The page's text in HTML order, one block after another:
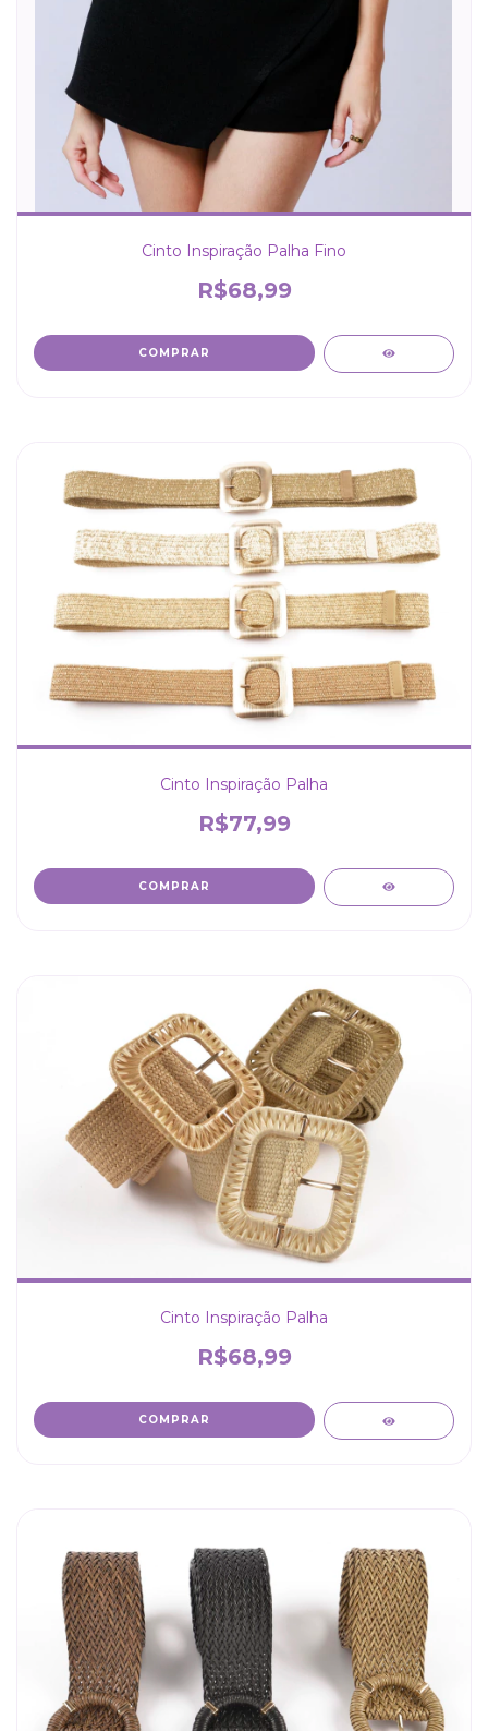
Cinto Inspiração Palha Fino
R$68,99
COMPRAR
Cinto Inspiração Palha
R$77,99
COMPRAR
Cinto Inspiração Palha
R$68,99
COMPRAR